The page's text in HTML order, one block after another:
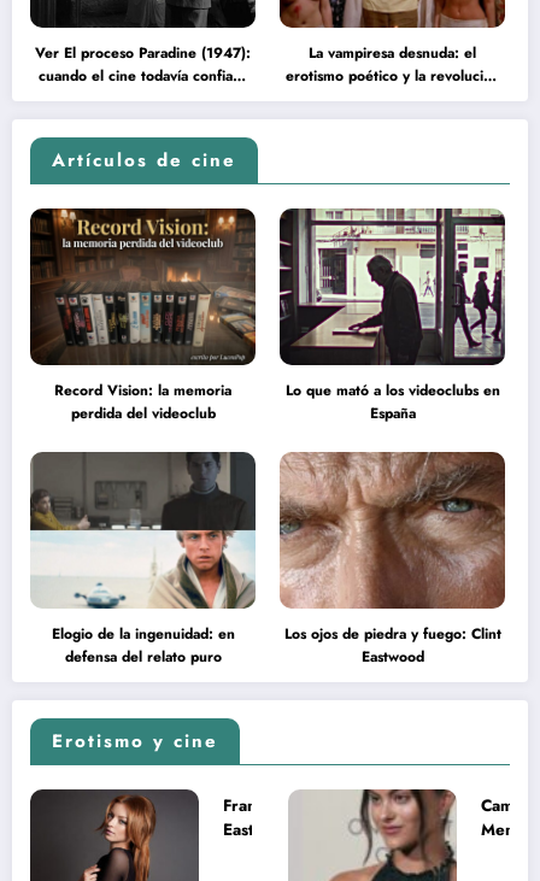
Ver El proceso Paradine (1947):
cuando el cine todavía confiaba
en la inteligencia del espectador
La vampiresa desnuda: el
erotismo poético y la revolución
psicodélica de Jean Rollin
Artículos de cine
Record Vision: la memoria
perdida del videoclub
Lo que mató a los videoclubs en
España
Elogio de la ingenuidad: en
defensa del relato puro
Los ojos de piedra y fuego: Clint
Eastwood
Erotismo y cine
Francesca
Eastwood y
Camila
Mendes